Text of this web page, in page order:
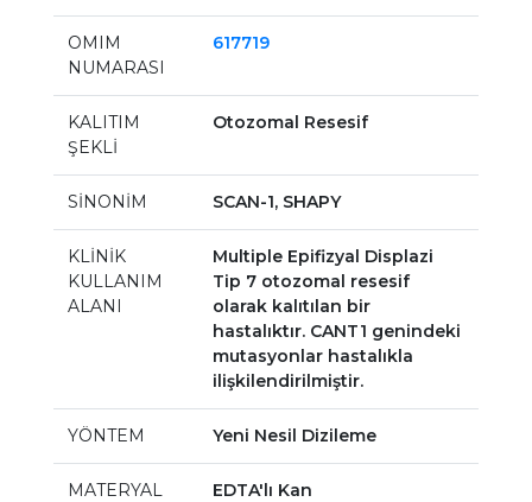
OMIM
NUMARASI
617719
KALITIM
ŞEKLİ
Otozomal Resesif
SİNONİM SCAN-1, SHAPY
KLİNİK
KULLANIM
ALANI
Multiple Epifizyal Displazi
Tip 7 otozomal resesif
olarak kalıtılan bir
hastalıktır. CANT1 genindeki
mutasyonlar hastalıkla
ilişkilendirilmiştir.
YÖNTEM Yeni Nesil Dizileme
MATERYAL
EDTA'lı Kan